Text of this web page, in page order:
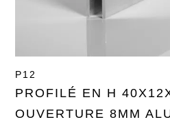
P12
PROFILÉ EN H
OUVERTURE 8MM